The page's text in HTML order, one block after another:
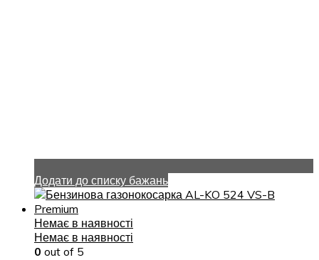
Додати до списку бажань
Немає в наявності
Немає в наявності
0 out of 5